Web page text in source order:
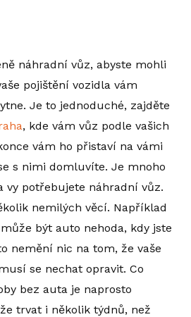
náhradní vůz, abyste mohli
pojištění vozidla vám
Je to jednoduché, zajděte
, kde vám vůz podle vašich
vám ho přistaví na vámi
s nimi domluvíte. Je mnoho
vy potřebujete náhradní vůz.
nemilých věcí. Například
být auto nehoda, kdy jste
nemění nic na tom, že vaše
se nechat opravit. Co
bez auta je naprosto
trvat i několik týdnů, než